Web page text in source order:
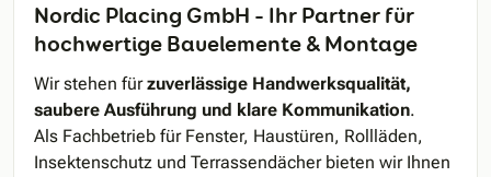
Nordic Placing GmbH – Ihr Partner für
hochwertige Bauelemente & Montage
Wir stehen fürzuverlässige Handwerksqualität,
saubere Ausführung und klare Kommunikation.
Als Fachbetrieb für Fenster, Haustüren, Rollläden,
Insektenschutz und Terrassendächer bieten wir Ihnen